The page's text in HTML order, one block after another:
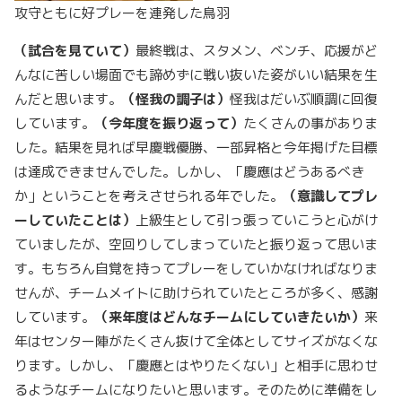
攻守ともに好プレーを連発した鳥羽
（試合を見ていて） 最終戦は、スタメン、ベンチ、応援がど
んなに苦しい場面でも諦めずに戦い抜いた姿がいい結果を生
んだと思います。
（怪我の調子は） 怪我はだいぶ順調に回復
しています。
（今年度を振り返って） たくさんの事がありま
した。結果を見れば早慶戦優勝、一部昇格と今年掲げた目標
は達成できませんでした。しかし、「慶應はどうあるべき
か」ということを考えさせられる年でした。
（意識してプレ
ーしていたことは）
上級生として引っ張っていこうと心がけ
ていましたが、空回りしてしまっていたと振り返って思いま
す。もちろん自覚を持ってプレーをしていかなければなりま
せんが、チームメイトに助けられていたところが多く、感謝
しています。
（来年度はどんなチームにしていきたいか） 来
年はセンター陣がたくさん抜けて全体としてサイズがなくな
ります。しかし、「慶應とはやりたくない」と相手に思わせ
るようなチームになりたいと思います。そのために準備をし